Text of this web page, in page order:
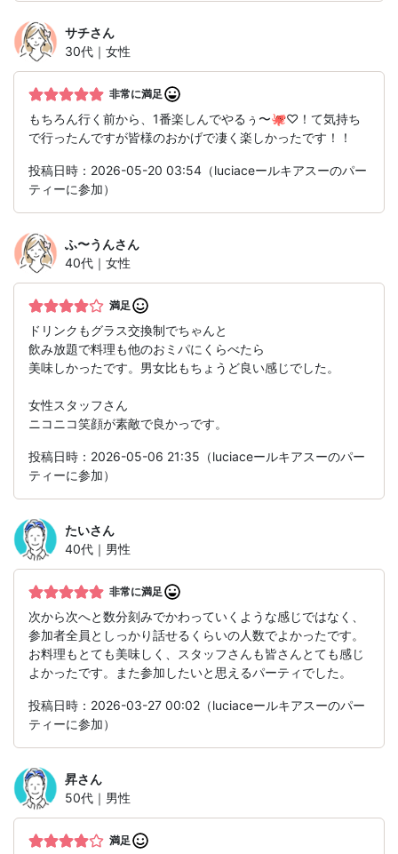
サチさん
30代｜女性
非常に満足
もちろん行く前から、1番楽しんでやるぅ〜🐙♡！て気持ち
で行ったんですが皆様のおかげで凄く楽しかったです！！
投稿日時：2026-05-20 03:54（luciaceールキアスーのパー
ティーに参加）
ふ〜うんさん
40代｜女性
満足
ドリンクもグラス交換制でちゃんと
飲み放題で料理も他のおミパにくらべたら
美味しかったです。男女比もちょうど良い感じでした。
女性スタッフさん
ニコニコ笑顔が素敵で良かっです。
投稿日時：2026-05-06 21:35（luciaceールキアスーのパー
ティーに参加）
たいさん
40代｜男性
非常に満足
次から次へと数分刻みでかわっていくような感じではなく、
参加者全員としっかり話せるくらいの人数でよかったです。
お料理もとても美味しく、スタッフさんも皆さんとても感じ
よかったです。また参加したいと思えるパーティでした。
投稿日時：2026-03-27 00:02（luciaceールキアスーのパー
ティーに参加）
昇さん
50代｜男性
満足